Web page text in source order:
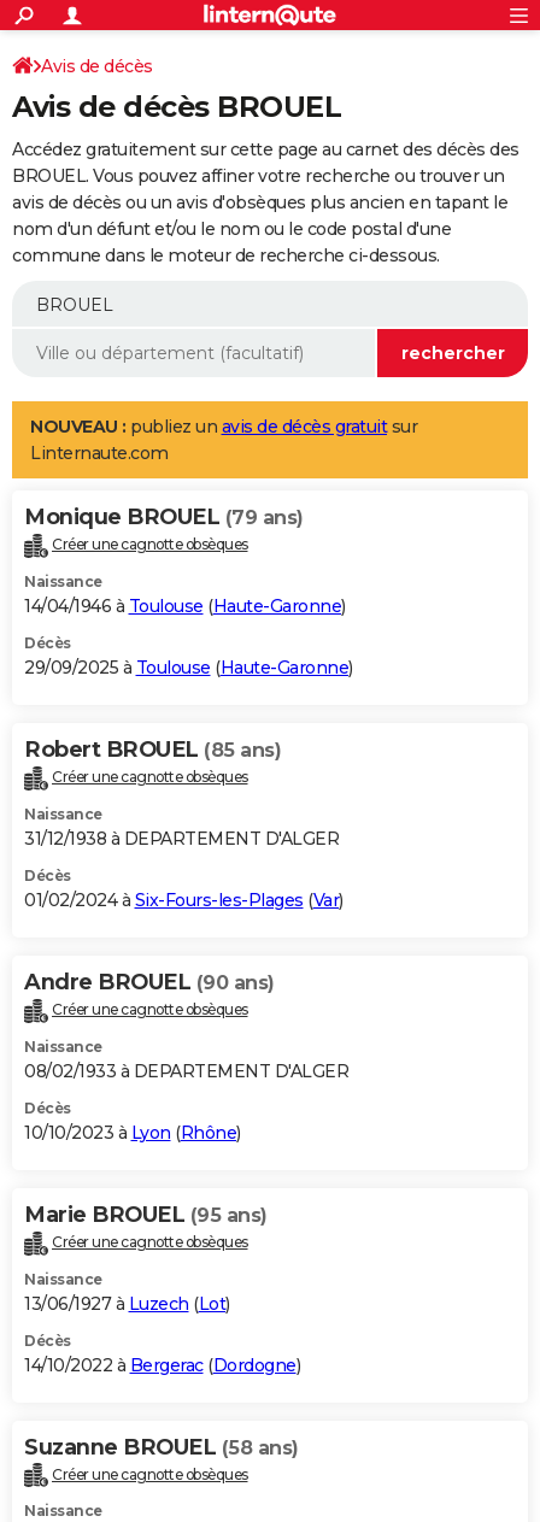
ACTUALITÉS
Politique
Société
Faits Divers
Education
Monde
Villes
+
SPORT
Coupe du monde 2026
Football
Tennis
Cyclisme
Rugby
Forum
Programme TV
TNT
Streaming
Cinéma
Sorties cinéma
Musique
+
FINANCE
Retraite
Epargne
Immobilier
Risques naturels par ville
Banque
Assurance
AUTO
Essais
Réserver un essai
Citadines
Berlines
SUV
Forum auto
+
Mobiles
Meilleur smartphone
Internet
Ordinateurs
Jeux vidéo
Guide high-tech
Aménagement intérieur
LIFESTYLE
Art de vivre
Bien-être
Loisirs
Mode
Modes de vie
Alimentation
Guide de la santé
Maladies
Médicaments
Sommeil
VOYAGE
Destinations
City break
Voyage nature
Voyage de noces
Forum
Climat
+PHOTO
GUIDES D'ACHAT
BONS PLANS
Carte de Noël
Carte Bonne année
Carte Saint-Valentin
Carte Pâques
Carte d'anniversaire
DICTIONNAIRE
Dictionnaire
Biographies
Citations
Expressions
Proverbes
PROGRAMME TV
S'inscrire
Se connecter
Lycées
Collèges
Primaires
Universités
Entreprises
Service militaire
Avis de recherche
AVIS DE DÉCÈS
Bricolage
Lifestyle
Culture
Sport
Auto
Television
Voyage
Cinema
Avis de décès
Avis de décès BROUEL
Accédez gratuitement sur cette page au carnet des décès des
BROUEL. Vous pouvez affiner votre recherche ou trouver un
avis de décès ou un avis d'obsèques plus ancien en tapant le
nom d'un défunt et/ou le nom ou le code postal d'une
commune dans le moteur de recherche ci-dessous.
NOUVEAU : publiez un avis de décès gratuitsur
Linternaute.com
Monique BROUEL (79 ans)
Créer une cagnotte obsèques
Naissance
14/04/1946 à Toulouse (Haute-Garonne)
Décès
29/09/2025 à Toulouse (Haute-Garonne)
Robert BROUEL (85 ans)
Créer une cagnotte obsèques
Naissance
31/12/1938 à DEPARTEMENT D'ALGER
Décès
01/02/2024 à Six-Fours-les-Plages (Var)
Andre BROUEL (90 ans)
Créer une cagnotte obsèques
Naissance
08/02/1933 à DEPARTEMENT D'ALGER
Décès
10/10/2023 à Lyon (Rhône)
Marie BROUEL (95 ans)
Créer une cagnotte obsèques
Naissance
13/06/1927 à Luzech (Lot)
Décès
14/10/2022 à Bergerac(Dordogne)
Suzanne BROUEL (58 ans)
Créer une cagnotte obsèques
Naissance